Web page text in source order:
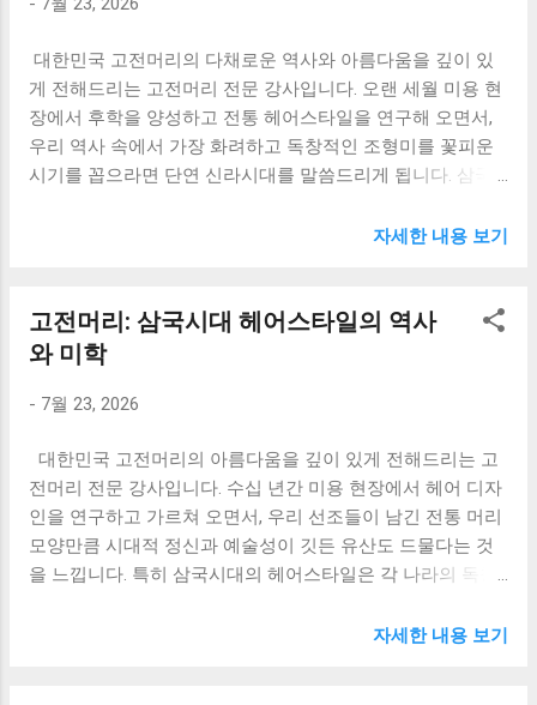
상생 프로그램입니다. 모집 기간: 2026년 7월
21일(화) ~ 2026년 8월 11일(화)까지 접수 방
법: 하나 파워 온 공식 홈페이지를 통한 온라
인 신청 문의처: 하나 파워 온 스토어 운영본
부 (사회연대은행 ☎ 1588-4413) 지원사업
기 때문에 모집이 시작된 후 서류를 준비하려
니다. 특히 이번 간판 및 실내 인테리어 지원
정확한 규격과 재질이 포함된 견적서를 사전
에 확보하는 것이 마감일 임박 시 발생할 수
있는 혼선을 막는 가장 확실한 전략입니다. 2.
지원 대상 및 제외 기준 지원 자격은 기본적
으로 소상공인 요건을 충족하고 정상 영업 중
을 꼼꼼히 따져봐야 합니다. 지원 자격 (모든
대한민국 고전머리의 다채로운 역사와 아름다움을 깊이 있
게 전해드리는 고전머리 전문 강사입니다. 오랜 세월 미용 현
장에서 후학을 양성하고 전통 헤어스타일을 연구해 오면서,
우리 역사 속에서 가장 화려하고 독창적인 조형미를 꽃피운
시기를 꼽으라면 단연 신라시대를 말씀드리게 됩니다. 삼국
용 문화는 단순한 치장을 넘어 당시의 엄격한 사회 구조와 정
신 장신구의 세계로 깊이 있는 탐구를 떠나보겠습니다. 목차
골품 제도와 머리 모양: 신분의 척도가 된 헤어스타일 신라시
과 화려한 머리 장신구 비녀, 빗, 그리고 곡옥이 어우러진 세
고전머리 1. 골품 제도와 머리 모양: 신분의 척도가 된 헤어스
타일 신라시대의 사회 구조는 엄격한 골품 제도를 기반으로
철저하게 통제되었으며, 이러한 사회적 특성은 복식뿐만 아
니라 머리 모양에도 강력한 규제와 등급으로 작용했습니다.
신라의 귀족 여성들은 자신의 사회적 지위와 권력을 시각적
일을 적극적으로 발전시켰습니다. 문헌 기록과 고분 출토 유
자세한 내용 보기
고전머리: 삼국시대 헤어스타일의 역사
와 미학
- 7월 23, 2026
대한민국 고전머리의 아름다움을 깊이 있게 전해드리는 고
전머리 전문 강사입니다. 수십 년간 미용 현장에서 헤어 디자
인을 연구하고 가르쳐 오면서, 우리 선조들이 남긴 전통 머리
모양만큼 시대적 정신과 예술성이 깃든 유산도 드물다는 것
을 느낍니다. 특히 삼국시대의 헤어스타일은 각 나라의 독창
적 콘텐츠입니다. 오늘은 블로그 독자 여러분과 함께 고대 삼
자세한 내용 보기